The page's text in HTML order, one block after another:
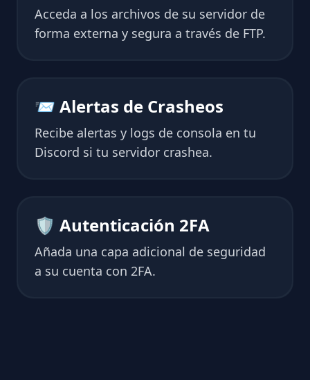
Acceda a los archivos de su servidor de
forma externa y segura a través de FTP.
📨 Alertas de Crasheos
Recibe alertas y logs de consola en tu
Discord si tu servidor crashea.
🛡 Autenticación 2FA
Añada una capa adicional de seguridad
a su cuenta con 2FA.